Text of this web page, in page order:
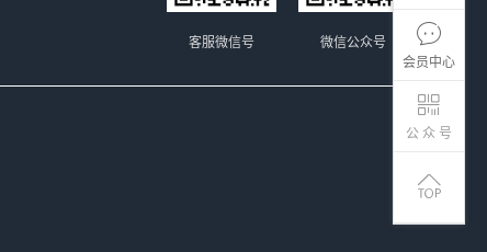
会员中心
公 众 号
微信公众号
客服微信号